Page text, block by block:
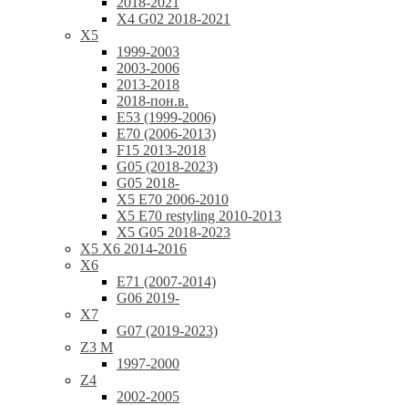
X4 G02 2018-2021
X5
1999-2003
2003-2006
2013-2018
2018-пон.в.
E53 (1999-2006)
E70 (2006-2013)
F15 2013-2018
G05 (2018-2023)
G05 2018-
X5 E70 2006-2010
X5 E70 restyling 2010-2013
X5 G05 2018-2023
X5 X6 2014-2016
X6
E71 (2007-2014)
G06 2019-
X7
G07 (2019-2023)
Z3 M
1997-2000
Z4
2002-2005